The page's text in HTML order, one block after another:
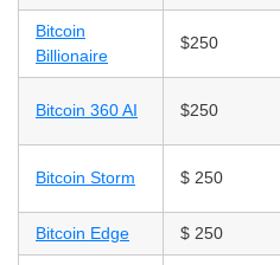
Bitcoin
Billionaire
$250
Bitcoin 360 AI $250
Bitcoin Storm $ 250
Bitcoin Edge $ 250